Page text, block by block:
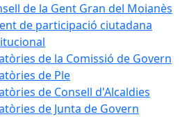
de la Gent Gran del Moianès
de participació ciutadana
de la Comissió de Govern
de Ple
de Consell d'Alcaldies
de Junta de Govern